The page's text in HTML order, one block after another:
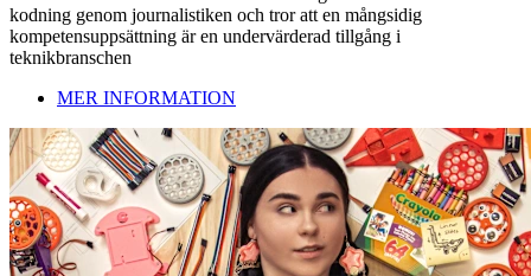
kodning genom journalistiken och tror att en mångsidig
kompetensuppsättning är en undervärderad tillgång i
teknikbranschen
MER INFORMATION